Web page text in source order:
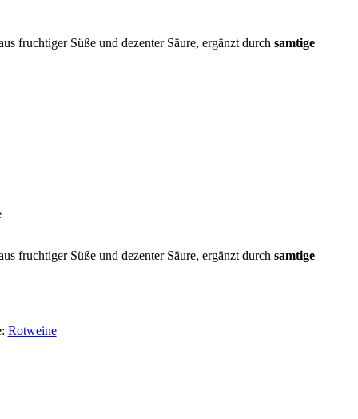
fruchtiger Süße und dezenter Säure, ergänzt durch samtige
fruchtiger Süße und dezenter Säure, ergänzt durch samtige
Rotweine